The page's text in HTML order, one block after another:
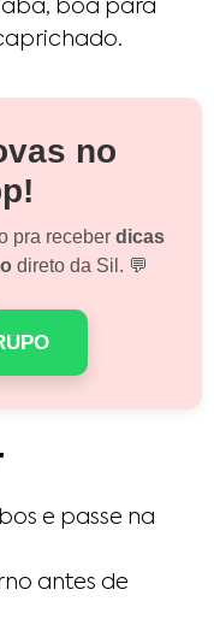
boa para
no
pra receber dicas
direto da Sil. 💬
e passe na
antes de